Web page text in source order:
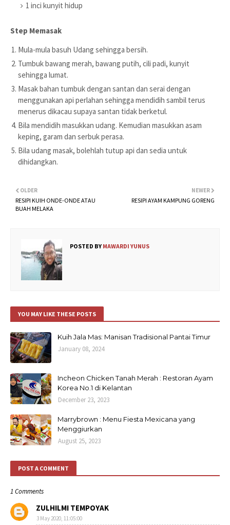
1 inci kunyit hidup
Step Memasak
Mula-mula basuh Udang sehingga bersih.
Tumbuk bawang merah, bawang putih, cili padi, kunyit
sehingga lumat.
Masak bahan tumbuk dengan santan dan serai dengan
menggunakan api perlahan sehingga mendidih sambil terus
menerus dikacau supaya santan tidak berketul.
Bila mendidih masukkan udang. Kemudian masukkan asam
keping, garam dan serbuk perasa.
Bila udang masak, bolehlah tutup api dan sedia untuk
dihidangkan.
NEWER
RESIPI AYAM KAMPUNG GORENG
OLDER
RESIPI KUIH ONDE-ONDE ATAU
BUAH MELAKA
POSTED BY MAWARDI YUNUS
YOU MAY LIKE THESE POSTS
Kuih Jala Mas: Manisan Tradisional Pantai Timur
January 08, 2024
Incheon Chicken Tanah Merah : Restoran Ayam
Korea No.1 di Kelantan
December 23, 2023
Marrybrown : Menu Fiesta Mexicana yang
Menggiurkan
August 25, 2023
POST A COMMENT
1 Comments
ZULHILMI TEMPOYAK
3 May 2020, 11:05:00